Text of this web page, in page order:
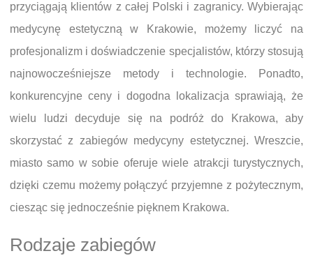
przyciągają klientów z całej Polski i zagranicy. Wybierając
medycynę estetyczną w Krakowie, możemy liczyć na
profesjonalizm i doświadczenie specjalistów, którzy stosują
najnowocześniejsze metody i technologie. Ponadto,
konkurencyjne ceny i dogodna lokalizacja sprawiają, że
wielu ludzi decyduje się na podróż do Krakowa, aby
skorzystać z zabiegów medycyny estetycznej. Wreszcie,
miasto samo w sobie oferuje wiele atrakcji turystycznych,
dzięki czemu możemy połączyć przyjemne z pożytecznym,
ciesząc się jednocześnie pięknem Krakowa.
Rodzaje zabiegów